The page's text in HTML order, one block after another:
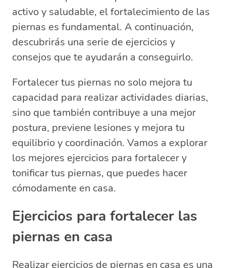
Consejos para realizar ejercicios de forma
segura
Preguntas relacionadas sobre la
importancia y beneficios de fortalecer las
piernas
¿Qué beneficios tiene ejercitar las
piernas?
¿Qué fortalecen las piernas?
¿Cuánto tiempo se tarda en fortalecer
las piernas?
¿Cuál es la importancia de las
piernas?
activo y saludable, el fortalecimiento de las
piernas es fundamental. A continuación,
descubrirás una serie de ejercicios y
consejos que te ayudarán a conseguirlo.
Fortalecer tus piernas no solo mejora tu
capacidad para realizar actividades diarias,
sino que también contribuye a una mejor
postura, previene lesiones y mejora tu
equilibrio y coordinación. Vamos a explorar
los mejores ejercicios para fortalecer y
tonificar tus piernas, que puedes hacer
cómodamente en casa.
Ejercicios para fortalecer las
piernas en casa
Realizar ejercicios de piernas en casa es una